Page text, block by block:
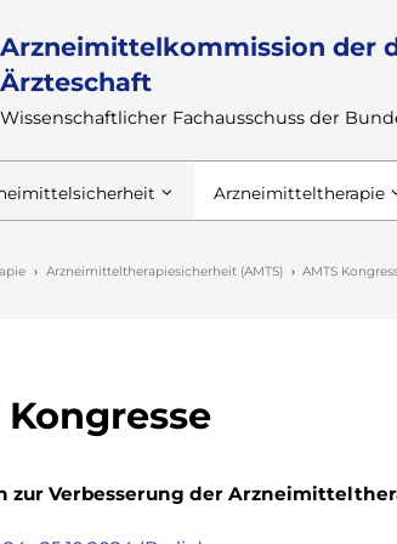
Arzneimittelkommission der
Ärzteschaft
Wissenschaftlicher Fachausschuss der
Arzneimitteltherapie
Arzneimitteltherapiesicherheit (AMTS) AMTS
Kongresse
zur Verbesserung der